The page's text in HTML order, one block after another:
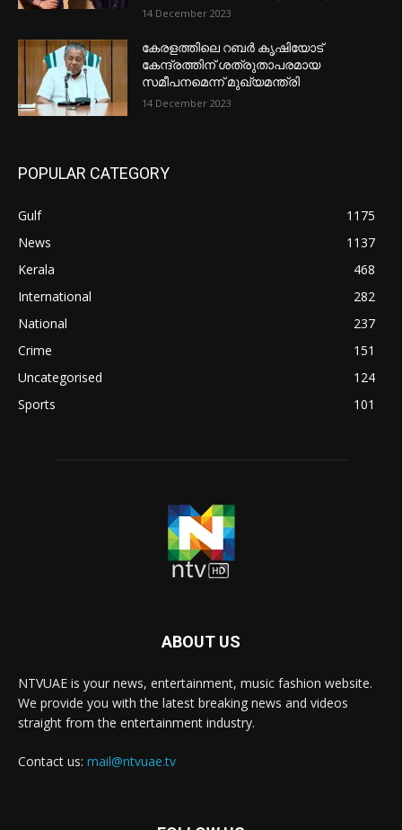
14 December 2023
കേരളത്തിലെ റബർ കൃഷിയോട്
കേന്ദ്രത്തിന് ശത്രുതാപരമായ
സമീപനമെന്ന് മുഖ്യമന്ത്രി
14 December 2023
POPULAR CATEGORY
Gulf
1175
News
1137
Kerala
468
International
282
National
237
Crime
151
Uncategorised
124
Sports
101
ABOUT US
NTVUAE is your news, entertainment, music fashion website.
We provide you with the latest breaking news and videos
straight from the entertainment industry.
Contact us: mail@ntvuae.tv